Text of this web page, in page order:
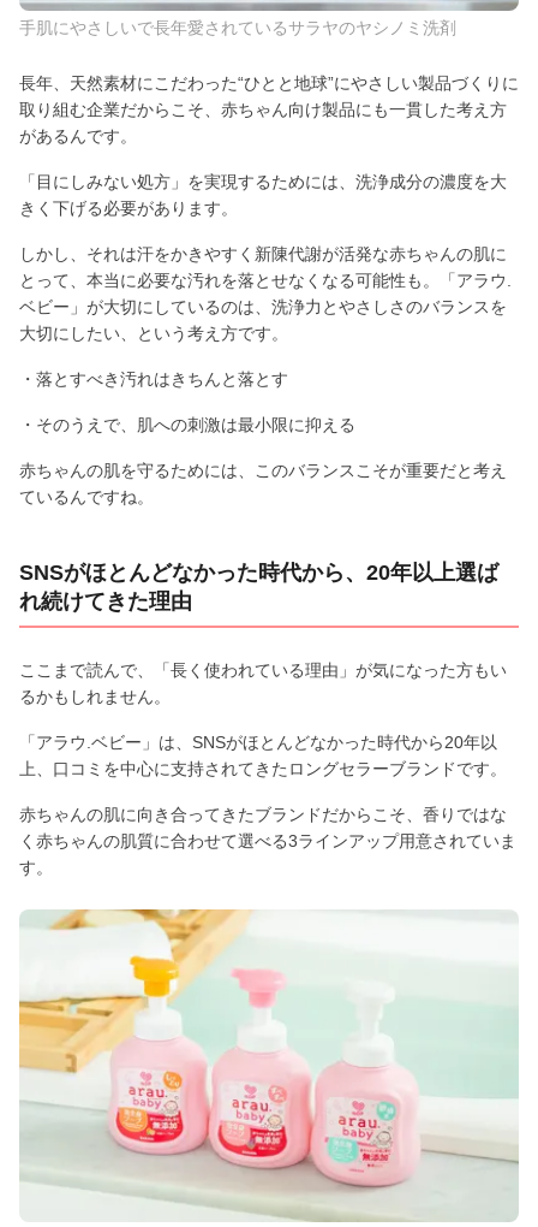
手肌にやさしいで長年愛されているサラヤのヤシノミ洗剤
長年、天然素材にこだわった“ひとと地球”にやさしい製品づくりに
取り組む企業だからこそ、赤ちゃん向け製品にも一貫した考え方
があるんです。
「目にしみない処方」を実現するためには、洗浄成分の濃度を大
きく下げる必要があります。
しかし、それは汗をかきやすく新陳代謝が活発な赤ちゃんの肌に
とって、本当に必要な汚れを落とせなくなる可能性も。「アラウ.
ベビー」が大切にしているのは、洗浄力とやさしさのバランスを
大切にしたい、という考え方です。
・落とすべき汚れはきちんと落とす
・そのうえで、肌への刺激は最小限に抑える
赤ちゃんの肌を守るためには、このバランスこそが重要だと考え
ているんですね。
SNSがほとんどなかった時代から、20年以上選ば
れ続けてきた理由
ここまで読んで、「長く使われている理由」が気になった方もい
るかもしれません。
「アラウ.ベビー」は、SNSがほとんどなかった時代から20年以
上、口コミを中心に支持されてきたロングセラーブランドです。
赤ちゃんの肌に向き合ってきたブランドだからこそ、香りではな
く赤ちゃんの肌質に合わせて選べる3ラインアップ用意されていま
す。